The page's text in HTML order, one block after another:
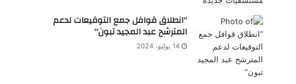
“انطلاق قوافل جمع التوقيعات لدعم
المترشح عبد المجيد تبون”
14 يوليو، 2024